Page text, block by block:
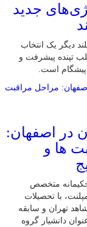
جدید
دیگر یک انتخاب
تپنده پیشرفت و
است.
در اصفهان:
ها و
متخصص
با تحصیلات
تهران و سابقه
دانشیار گروه